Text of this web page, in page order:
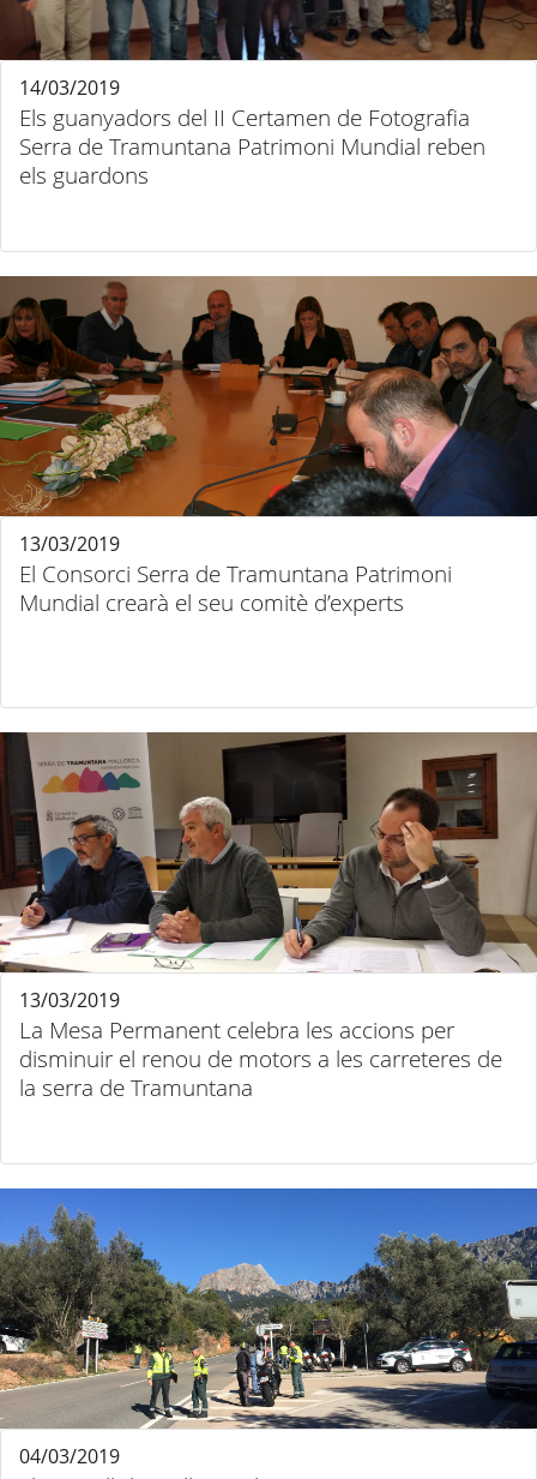
Els guanyadors del II Certamen de Fotografia
Serra de Tramuntana Patrimoni Mundial reben
els guardons
14/03/2019
El Consorci Serra de Tramuntana Patrimoni
Mundial crearà el seu comitè d’experts
13/03/2019
La Mesa Permanent celebra les accions per
disminuir el renou de motors a les carreteres de
la serra de Tramuntana
13/03/2019
04/03/2019